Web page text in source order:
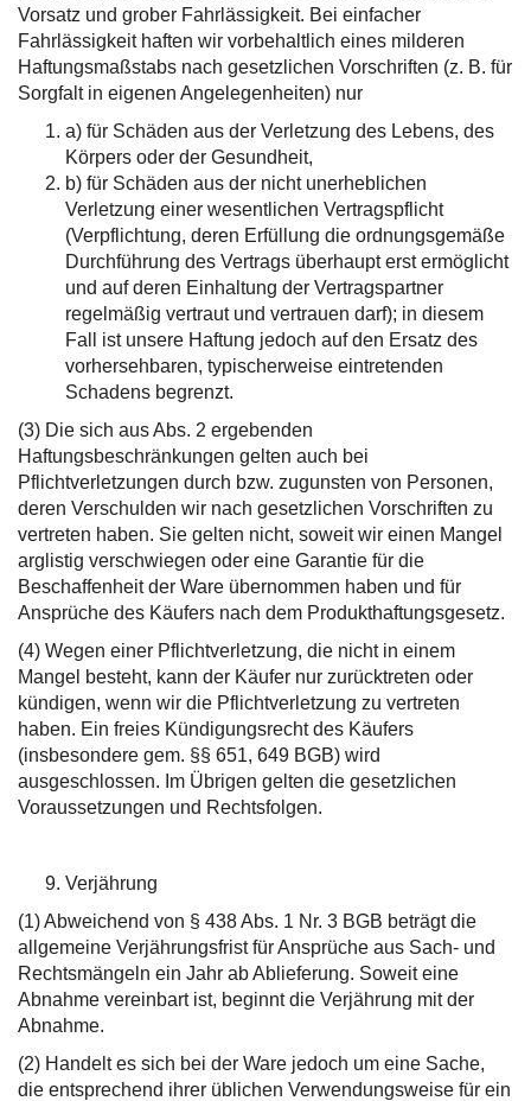
Vorsatz und grober Fahrlässigkeit. Bei einfacher
Fahrlässigkeit haften wir vorbehaltlich eines milderen
Haftungsmaßstabs nach gesetzlichen Vorschriften (z. B. für
Sorgfalt in eigenen Angelegenheiten) nur
a) für Schäden aus der Verletzung des Lebens, des
Körpers oder der Gesundheit,
b) für Schäden aus der nicht unerheblichen
Verletzung einer wesentlichen Vertragspflicht
(Verpflichtung, deren Erfüllung die ordnungsgemäße
Durchführung des Vertrags überhaupt erst ermöglicht
und auf deren Einhaltung der Vertragspartner
regelmäßig vertraut und vertrauen darf); in diesem
Fall ist unsere Haftung jedoch auf den Ersatz des
vorhersehbaren, typischerweise eintretenden
Schadens begrenzt.
(3) Die sich aus Abs. 2 ergebenden
Haftungsbeschränkungen gelten auch bei
Pflichtverletzungen durch bzw. zugunsten von Personen,
deren Verschulden wir nach gesetzlichen Vorschriften zu
vertreten haben. Sie gelten nicht, soweit wir einen Mangel
arglistig verschwiegen oder eine Garantie für die
Beschaffenheit der Ware übernommen haben und für
Ansprüche des Käufers nach dem Produkthaftungsgesetz.
(4) Wegen einer Pflichtverletzung, die nicht in einem
Mangel besteht, kann der Käufer nur zurücktreten oder
kündigen, wenn wir die Pflichtverletzung zu vertreten
haben. Ein freies Kündigungsrecht des Käufers
(insbesondere gem. §§ 651, 649 BGB) wird
ausgeschlossen. Im Übrigen gelten die gesetzlichen
Voraussetzungen und Rechtsfolgen.
Verjährung
(1) Abweichend von § 438 Abs. 1 Nr. 3 BGB beträgt die
allgemeine Verjährungsfrist für Ansprüche aus Sach- und
Rechtsmängeln ein Jahr ab Ablieferung. Soweit eine
Abnahme vereinbart ist, beginnt die Verjährung mit der
Abnahme.
(2) Handelt es sich bei der Ware jedoch um eine Sache,
die entsprechend ihrer üblichen Verwendungsweise für ein